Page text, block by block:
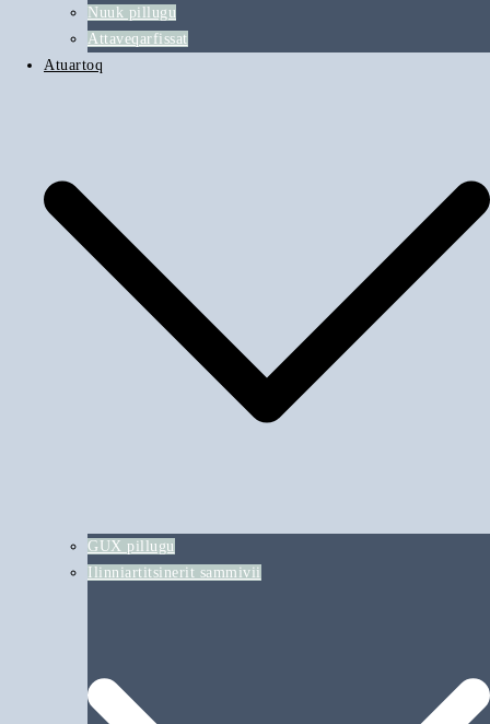
Nuuk pillugu
Attaveqarfissat
Atuartoq
GUX pillugu
Ilinniartitsinerit sammivii